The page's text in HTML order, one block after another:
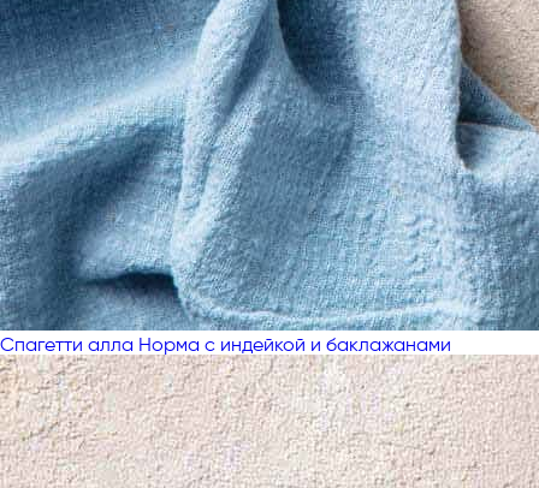
Спагетти алла Норма с индейкой и баклажанами